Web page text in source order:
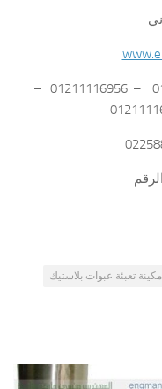
موبايل: 01211116954 – 01211116955 – 01211116956 –
مكينة تعبئة عبوات بلاستيك